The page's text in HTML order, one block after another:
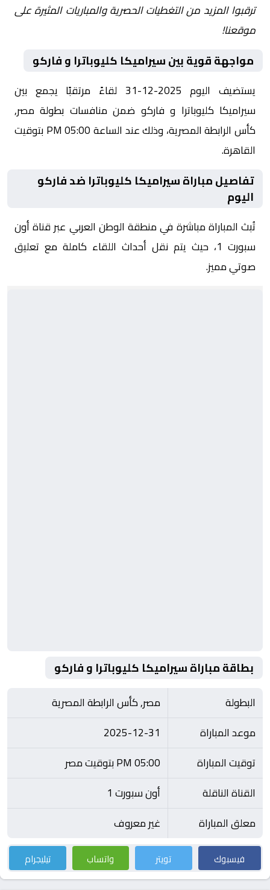
ترقبوا المزيد من التغطيات الحصرية والمباريات المثيرة على
موقعنا!
مواجهة قوية بين سيراميكا كليوباترا و فاركو
يستضيف اليوم 2025-12-31 لقاءً مرتقبًا يجمع بين
سيراميكا كليوباترا و فاركو ضمن منافسات بطولة مصر,
كأس الرابطة المصرية، وذلك عند الساعة 05:00 PM بتوقيت
القاهرة.
تفاصيل مباراة سيراميكا كليوباترا ضد فاركو
اليوم
تُبث المباراة مباشرة في منطقة الوطن العربي عبر قناة أون
سبورت 1، حيث يتم نقل أحداث اللقاء كاملة مع تعليق
صوتي مميز.
بطاقة مباراة سيراميكا كليوباترا و فاركو
البطولة
مصر, كأس الرابطة المصرية
موعد المباراة
2025-12-31
توقيت المباراة
05:00 PM بتوقيت مصر
القناة الناقلة
أون سبورت 1
معلق المباراة
غير معروف
فيسبوك تويتر واتساب تيليجرام